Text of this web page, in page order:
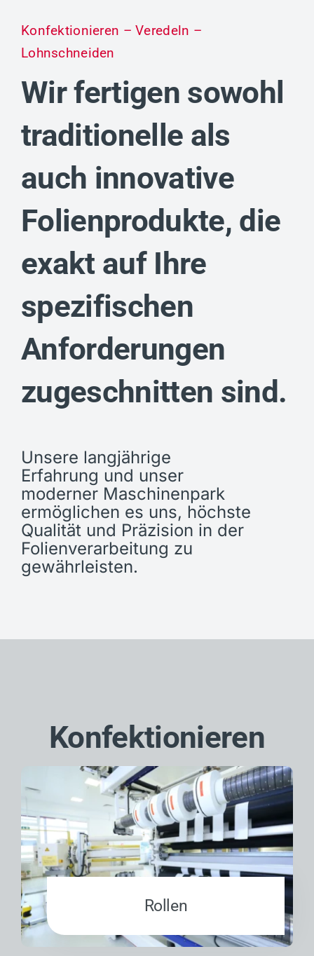
Konfektionieren – Veredeln –
Lohnschneiden
Wir fertigen sowohl
traditionelle als
auch innovative
Folienprodukte, die
exakt auf Ihre
spezifischen
Anforderungen
zugeschnitten sind.
Unsere langjährige
Erfahrung und unser
moderner Maschinenpark
ermöglichen es uns, höchste
Qualität und Präzision in der
Folienverarbeitung zu
gewährleisten.
Konfektionieren
Rollen